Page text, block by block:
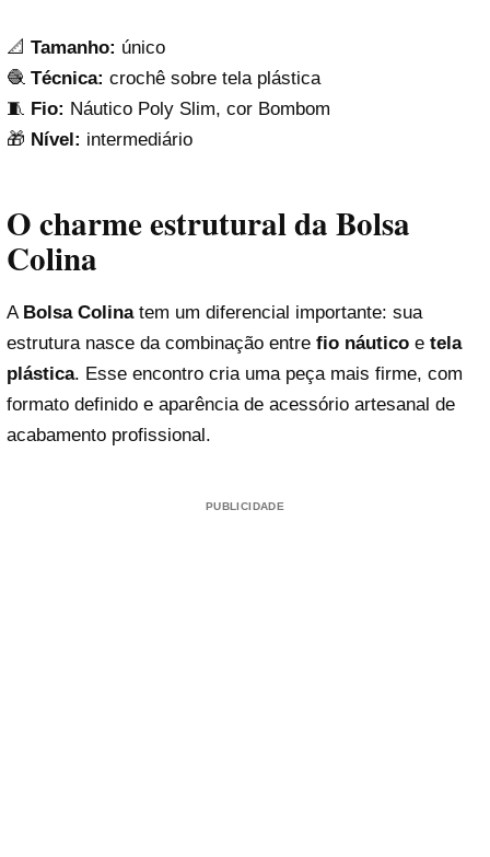
📐 Tamanho: único
🧶 Técnica: crochê sobre tela plástica
🧵 Fio: Náutico Poly Slim, cor Bombom
🎁 Nível: intermediário
O charme estrutural da Bolsa
Colina
A Bolsa Colinatem um diferencial importante: sua
estrutura nasce da combinação entre fio náutico e tela
plástica. Esse encontro cria uma peça mais firme, com
formato definido e aparência de acessório artesanal de
acabamento profissional.
PUBLICIDADE